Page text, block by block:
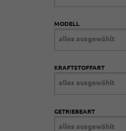
MODELL
alles ausgewählt
KRAFTSTOFFART
alles ausgewählt
GETRIEBEART
alles ausgewählt